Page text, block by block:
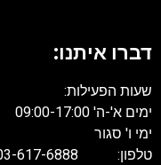
איתנו:
הפעילות:
א'-ה' 09:00-17:00
ו' סגור
03-617-6888